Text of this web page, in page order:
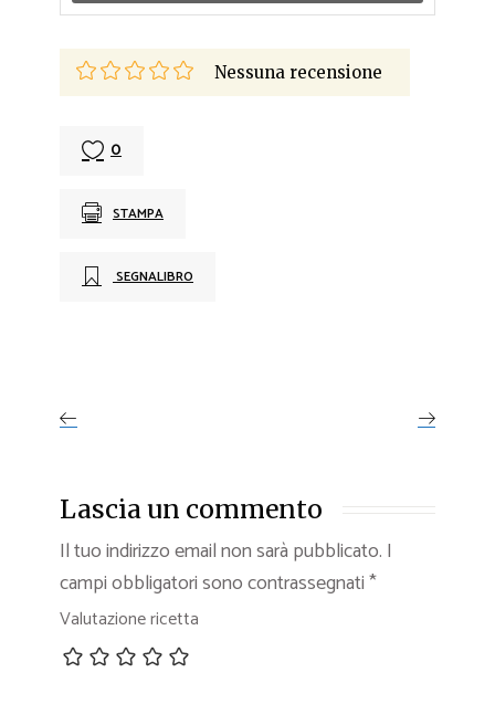
Nessuna recensione
0
STAMPA
SEGNALIBRO
Lascia un commento
Il tuo indirizzo email non sarà pubblicato. I
campi obbligatori sono contrassegnati*
Valutazione ricetta